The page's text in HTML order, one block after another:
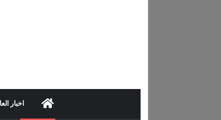
اخبار